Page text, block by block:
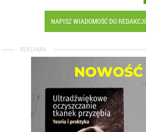
NAPISZ WIADOMOŚĆ DO REDAKCJI
REKLAMA